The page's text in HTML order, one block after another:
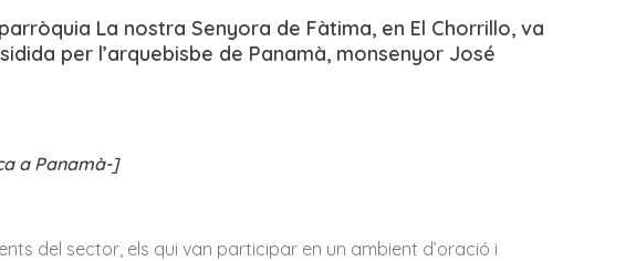
La nostra Senyora de Fàtima, en El Chorrillo, va
per l’arquebisbe de Panamà, monsenyor José
a Panamà-]
del sector, els qui van participar en un ambient d’oració i